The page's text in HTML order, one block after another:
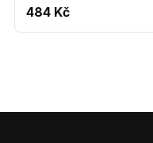
hruška PRONÁJEM
484 Kč